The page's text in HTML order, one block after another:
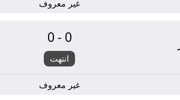
غير معروف
0-0
انتهت
غير معروف